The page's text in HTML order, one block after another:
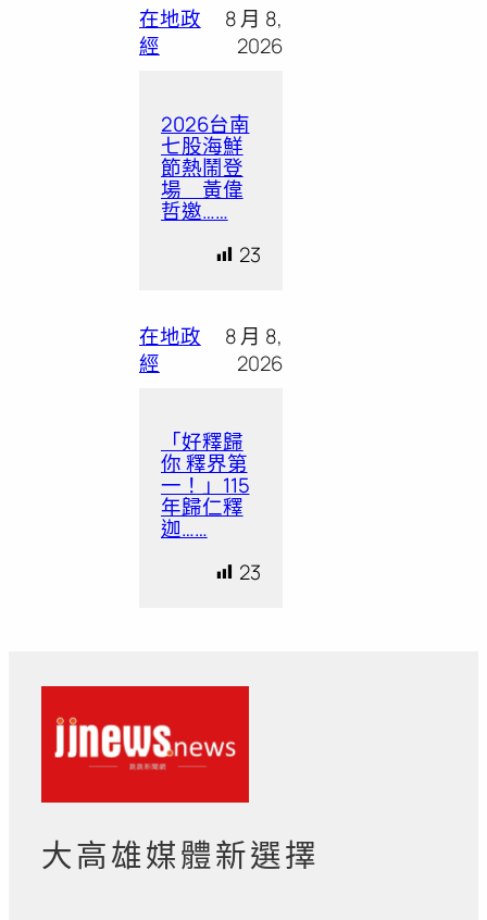
在地政
經
8 月 8,
2026
2026台南
七股海鮮
節熱鬧登
場 黃偉
哲邀……
23
在地政
經
8 月 8,
2026
「好釋歸
你 釋界第
一！」115
年歸仁釋
迦……
23
大高雄媒體新選擇